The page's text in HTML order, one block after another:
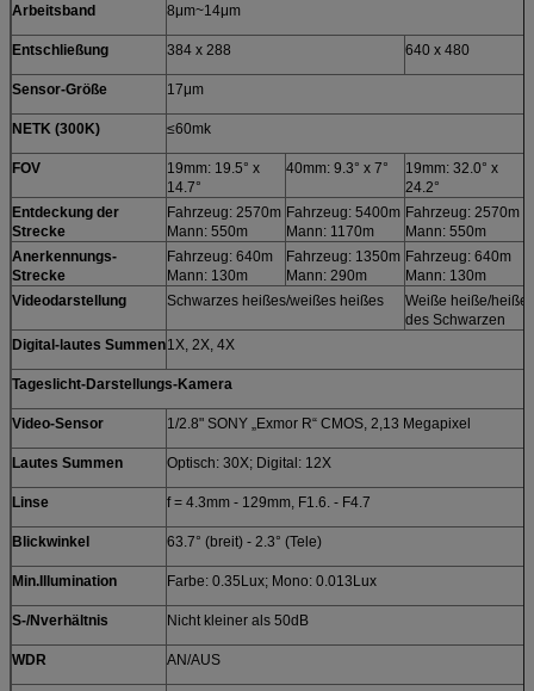
Arbeitsband 8μm~14μm
Entschließung 384 x 288 640 x 480
Sensor-Größe 17μm
NETK (300K) ≤60mk
FOV
19mm: 19.5° x
14.7°
40mm: 9.3° x 7°
19mm: 32.0° x
24.2°
Entdeckung der
Strecke
Fahrzeug: 2570m
Mann: 550m
Fahrzeug: 5400m
Mann: 1170m
Fahrzeug: 2570m
Mann: 550m
Anerkennungs-
Strecke
Fahrzeug: 640m
Mann: 130m
Fahrzeug: 1350m
Mann: 290m
Fahrzeug: 640m
Mann: 130m
Videodarstellung
Schwarzes heißes/weißes heißes
Weiße heiße/heiße
des Schwarzen
Digital-lautes Summen1X, 2X, 4X
Tageslicht-Darstellungs-Kamera
Video-Sensor 1/2.8" SONY „Exmor R“ CMOS, 2,13 Megapixel
Lautes Summen Optisch: 30X; Digital: 12X
Linse f = 4.3mm - 129mm, F1.6. - F4.7
Blickwinkel 63.7° (breit) - 2.3° (Tele)
Min.Illumination Farbe: 0.35Lux; Mono: 0.013Lux
S-/Nverhältnis Nicht kleiner als 50dB
WDR AN/AUS